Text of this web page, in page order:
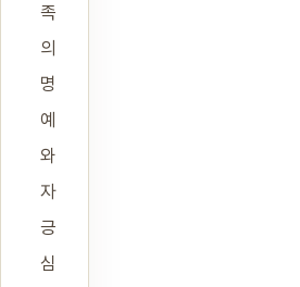
족
의
명
예
와
자
긍
심